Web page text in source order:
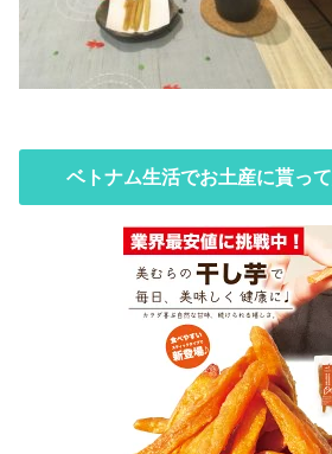
ベトナム生活でお土産に貰っ